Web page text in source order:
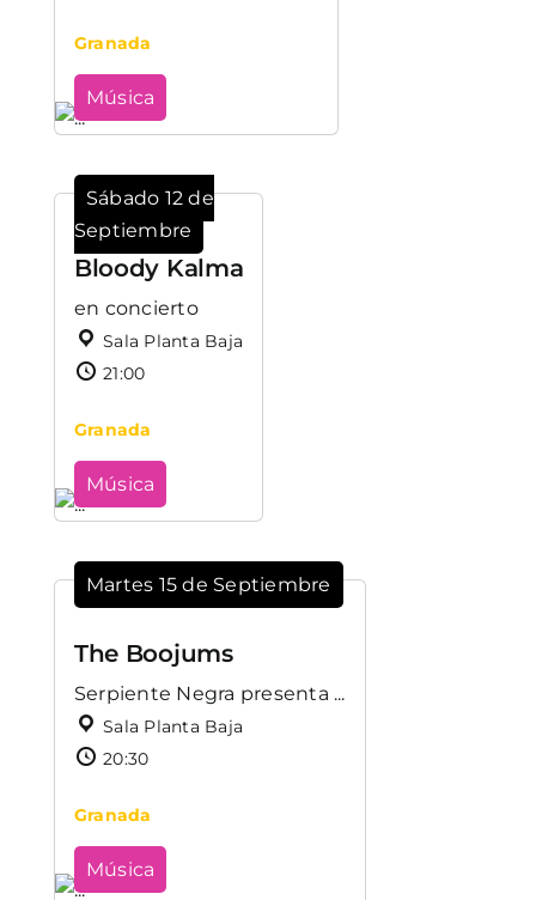
Granada
Música
Sábado 12 de
Septiembre
Bloody Kalma
en concierto
Sala Planta Baja
21:00
Granada
Música
Martes 15 de Septiembre
The Boojums
Serpiente Negra presenta ...
Sala Planta Baja
20:30
Granada
Música